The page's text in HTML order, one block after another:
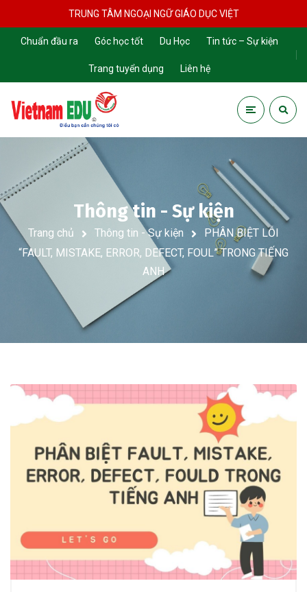
TRUNG TÂM NGOẠI NGỮ GIÁO DỤC VIỆT
Chuẩn đầu ra Góc học tốt Du Học Tin tức – Sự kiện
Trang tuyển dụng Liên hệ
Thông tin - Sự kiện
Trang chủ Thông tin - Sự kiện
PHÂN BIỆT LỖI
“FAULT, MISTAKE, ERROR, DEFECT, FOUL” TRONG TIẾNG
ANH